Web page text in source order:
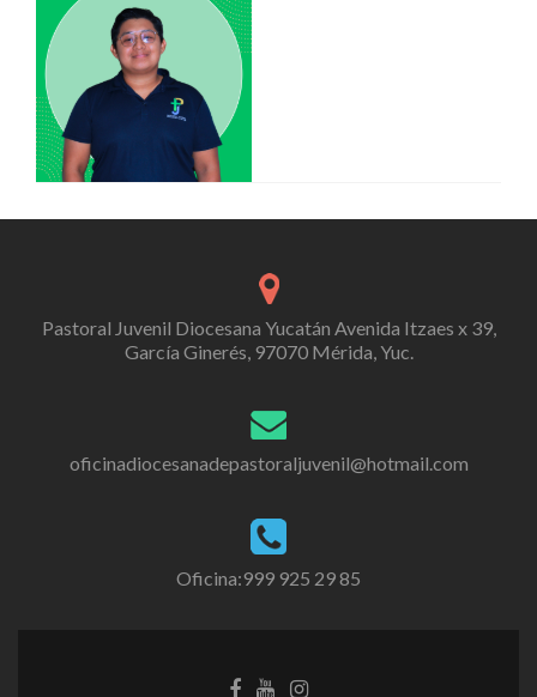
Pastoral Juvenil Diocesana Yucatán Avenida Itzaes x 39,
García Ginerés, 97070 Mérida, Yuc.
oficinadiocesanadepastoraljuvenil@hotmail.com
Oficina:999 925 29 85